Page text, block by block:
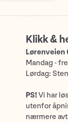
Klikk &
Lørenveien
Mandag -
Lørdag:
PS!Vi har
utenfor
nærmere